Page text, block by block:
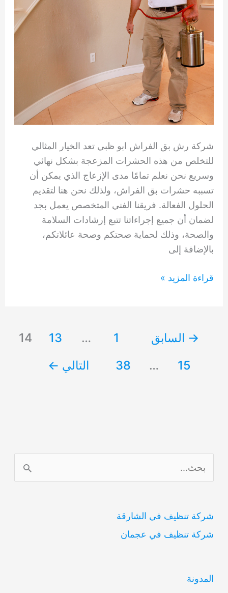
شركة رش بق الفراش ابو ظبي تعد الخيار المثالي
للتخلص من هذه الحشرات المزعجة بشكل نهائي
وسريع نحن نعلم تمامًا مدى الإزعاج الذي يمكن أن
تسببه حشرات بق الفراش، ولذلك نحن هنا لتقديم
الحلول الفعالة. فريقنا الفني المتخصص يعمل بجد
لضمان أن جميع إجراءاتنا تتبع إرشادات السلامة
والصحة، وذلك لحماية صحتكم وصحة عائلاتكم،
بالإضافة إلى
شركة
0554948127
قراءة المزيد »
→ السابق 1
…
13
14
15
…
38 التالي ←
ل
ح
ث
شركة تنظيف في الشارقة
شركة تنظيف في عجمان
المدونة